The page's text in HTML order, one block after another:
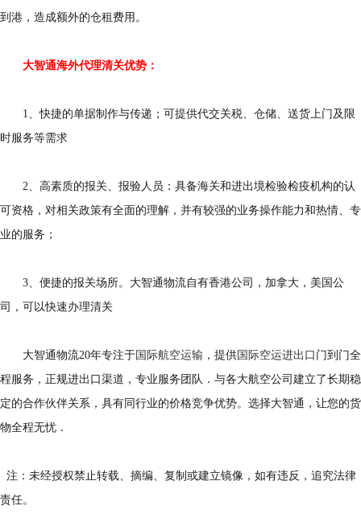
到港，造成额外的仓租费用。
大智通海外代理清关优势：
1、快捷的单据制作与传递；可提供代交关税、仓储、送货上门及限
时服务等需求
2、高素质的报关、报验人员：具备海关和进出境检验检疫机构的认
可资格，对相关政策有全面的理解，并有较强的业务操作能力和热情、专
业的服务；
3、便捷的报关场所。大智通物流自有香港公司，加拿大，美国公
司，可以快速办理清关
大智通物流20年专注于 国际航空运输 ，提供 国际空运进出口 门到门全
程服务，正规进出口渠道，专业服务团队．与各大航空公司建立了长期稳
定的合作伙伴关系，具有同行业的价格竞争优势。选择大智通，让您的货
物全程无忧．
注：未经授权禁止转载、摘编、复制或建立镜像，如有违反，追究法律
责任。